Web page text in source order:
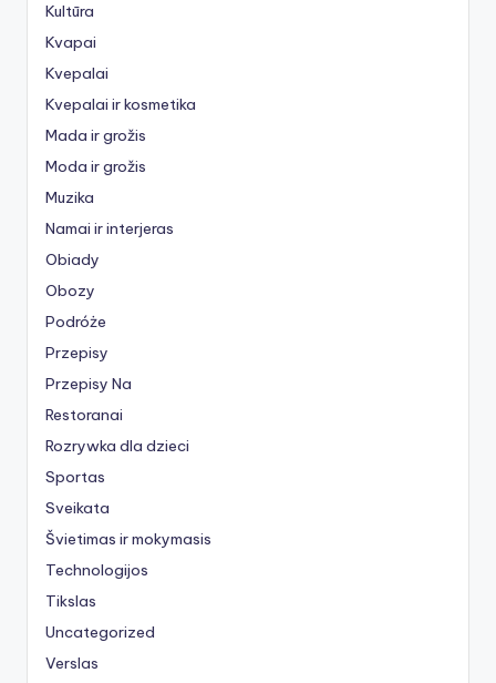
Kultūra
Kvapai
Kvepalai
Kvepalai ir kosmetika
Mada ir grožis
Moda ir grožis
Muzika
Namai ir interjeras
Obiady
Obozy
Podróże
Przepisy
Przepisy Na
Restoranai
Rozrywka dla dzieci
Sportas
Sveikata
Švietimas ir mokymasis
Technologijos
Tikslas
Uncategorized
Verslas